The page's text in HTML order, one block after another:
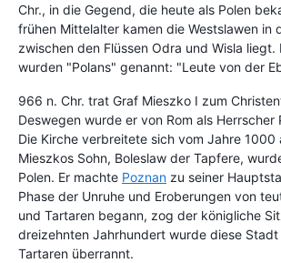
Chr., in die Gegend, die heute als Polen
frühen Mittelalter kamen die Westslawen in
zwischen den Flüssen Odra und Wisla liegt.
wurden "Polans" genannt: "Leute von der
966 n. Chr. trat Graf Mieszko I zum
Deswegen wurde er von Rom als Herrscher
Die Kirche verbreitete sich vom Jahre 1000
Mieszkos Sohn, Boleslaw der Tapfere,
Polen. Er machte Poznan zu seiner
Phase der Unruhe und Eroberungen von
und Tartaren begann, zog der königliche
dreizehnten Jahrhundert wurde diese
Tartaren überrannt.